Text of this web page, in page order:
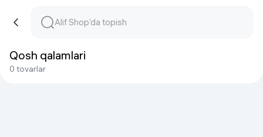
Qosh qalamlari
0 tovarlar